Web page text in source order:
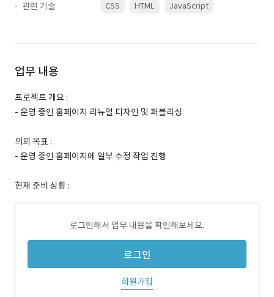
관련 기술
CSS HTML JavaScript
업무 내용
프로젝트 개요 :
- 운영 중인 홈페이지 리뉴얼 디자인 및 퍼블리싱
의뢰 목표 :
- 운영 중인 홈페이지에 일부 수정 작업 진행
현재 준비 상황 :
로그인해서 업무 내용을 확인해보세요.
로그인
회원가입